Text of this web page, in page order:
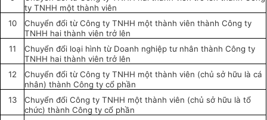
ty TNHH một thành viên
10
Chuyển đổi từ Công ty TNHH một thành viên thành Công ty
TNHH hai thành viên trở lên
11
Chuyển đổi loại hình từ Doanh nghiệp tư nhân thành Công ty
TNHH hai thành viên trở lên
12
Chuyển đổi từ Công ty TNHH một thành viên (chủ sở hữu là cá
nhân) thành Công ty cổ phần
13
Chuyển đổi Công ty TNHH một thành viên (chủsở hữu là tổ
chức) thành Công ty cổ phần